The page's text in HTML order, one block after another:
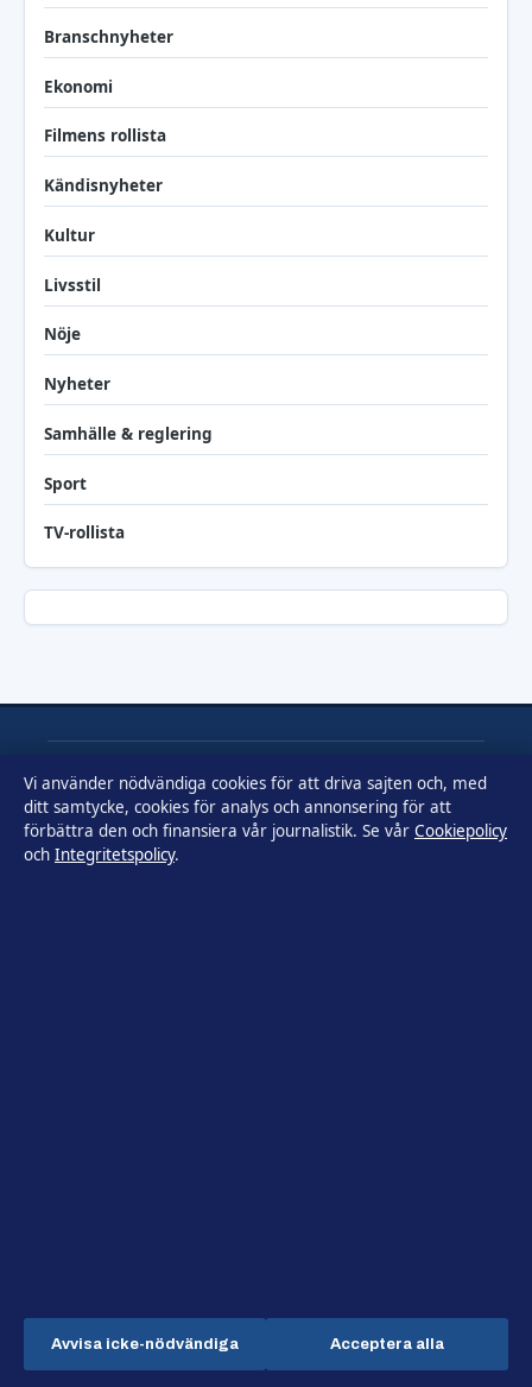
Branschnyheter
Ekonomi
Filmens rollista
Kändisnyheter
Kultur
Livsstil
Nöje
Nyheter
Samhälle & reglering
Sport
TV-rollista
Utrikesposten
Film, tv och kändisnyheter från Sverige och världen – med tydlig
redaktionell transparens.
+46 8 525 031 85
Vi använder nödvändiga cookies för att driva sajten och, med
ditt samtycke, cookies för analys och annonsering för att
förbättra den och finansiera vår journalistik. Se vår Cookiepolicy
och Integritetspolicy.
Avvisa icke-nödvändiga Acceptera alla